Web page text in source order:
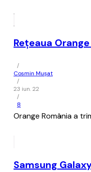
Reţeaua
/
Cosmin Mușat
/
23 iun. 22
/
8
Orange România a
Samsung